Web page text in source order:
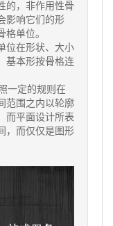
的，非作用性骨
影响它们的形
单位。
位在形状、大小
基本形按骨格连
一定的规则在
范围之内以轮廓
而平面设计所表
，而仅仅是图形